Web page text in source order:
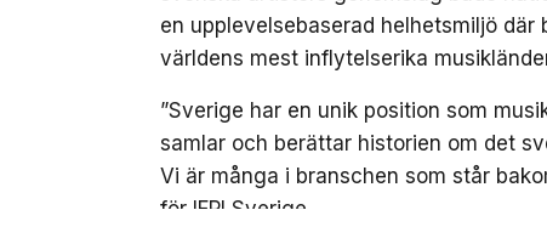
en upplevelsebaserad helhetsmiljö
världens mest inflytelserika
”Sverige har en unik position som
samlar och berättar historien om det
Vi är många i branschen som står
för IFPI Sverige.